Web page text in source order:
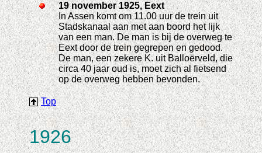
19 november 1925, Eext
In Assen komt om 11.00 uur de trein uit
Stadskanaal aan met aan boord het lijk
van een man. De man is bij de overweg te
Eext door de trein gegrepen en gedood.
De man, een zekere K. uit Balloërveld, die
circa 40 jaar oud is, moet zich al fietsend
op de overweg hebben bevonden.
Top
1926